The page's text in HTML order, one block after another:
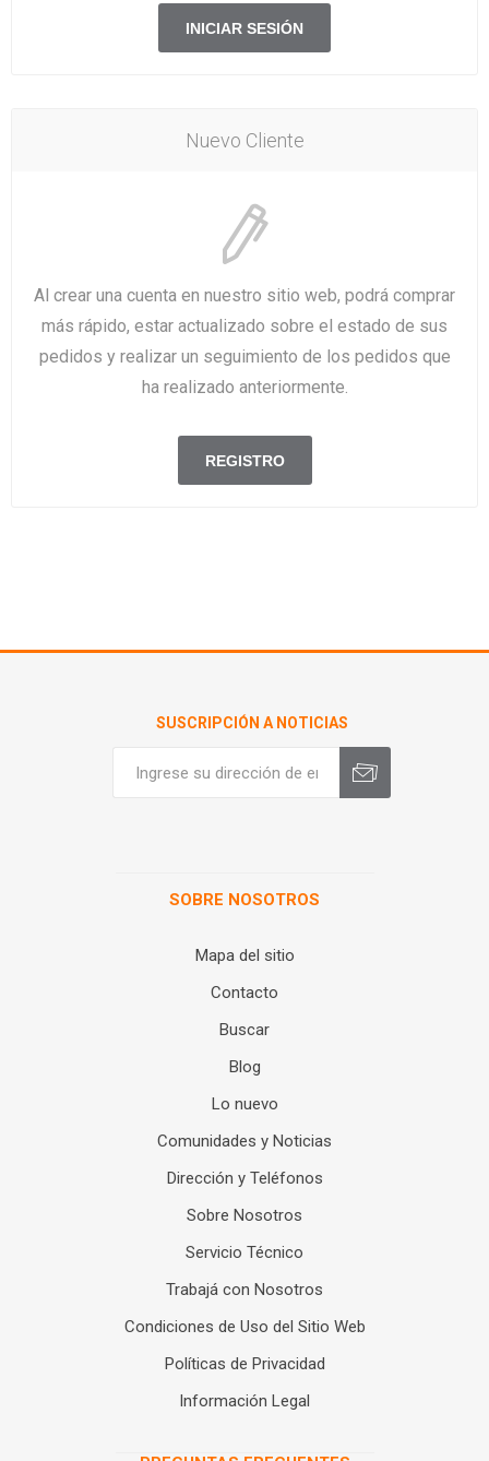
Nuevo Cliente
Al crear una cuenta en nuestro sitio web, podrá comprar
más rápido, estar actualizado sobre el estado de sus
pedidos y realizar un seguimiento de los pedidos que
ha realizado anteriormente.
SUSCRIPCIÓN A NOTICIAS
SOBRE NOSOTROS
Mapa del sitio
Contacto
Buscar
Blog
Lo nuevo
Comunidades y Noticias
Dirección y Teléfonos
Sobre Nosotros
Servicio Técnico
Trabajá con Nosotros
Condiciones de Uso del Sitio Web
Políticas de Privacidad
Información Legal